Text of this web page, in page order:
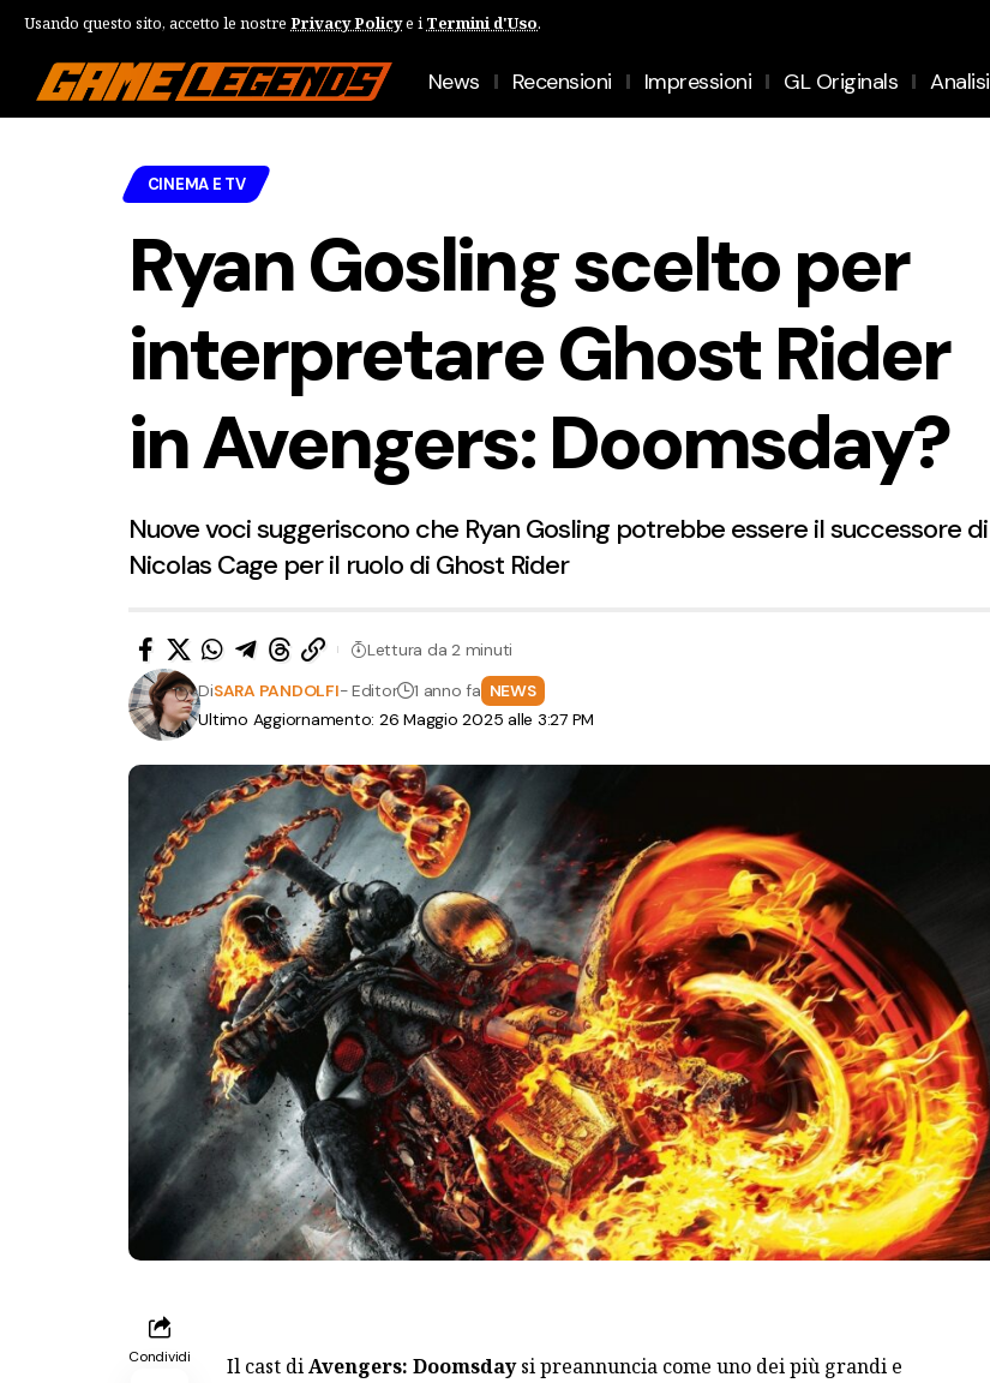
Usando questo sito, accetto le nostre Privacy Policye i Termini d'Uso.
News Recensioni Impressioni GL Originals Analisi
CINEMA E TV
Ryan Gosling scelto per
interpretare Ghost Rider
in Avengers: Doomsday?
Nuove voci suggeriscono che Ryan Gosling potrebbe essere il successore di
Nicolas Cage per il ruolo di Ghost Rider
Ultimo Aggiornamento: 26 Maggio 2025 alle 3:27 PM
DiSARA PANDOLFI- Editor 1 anno fa NEWS
Lettura da 2 minuti
Condividi Il cast diAvengers: Doomsdaysi preannuncia come uno dei più grandi e